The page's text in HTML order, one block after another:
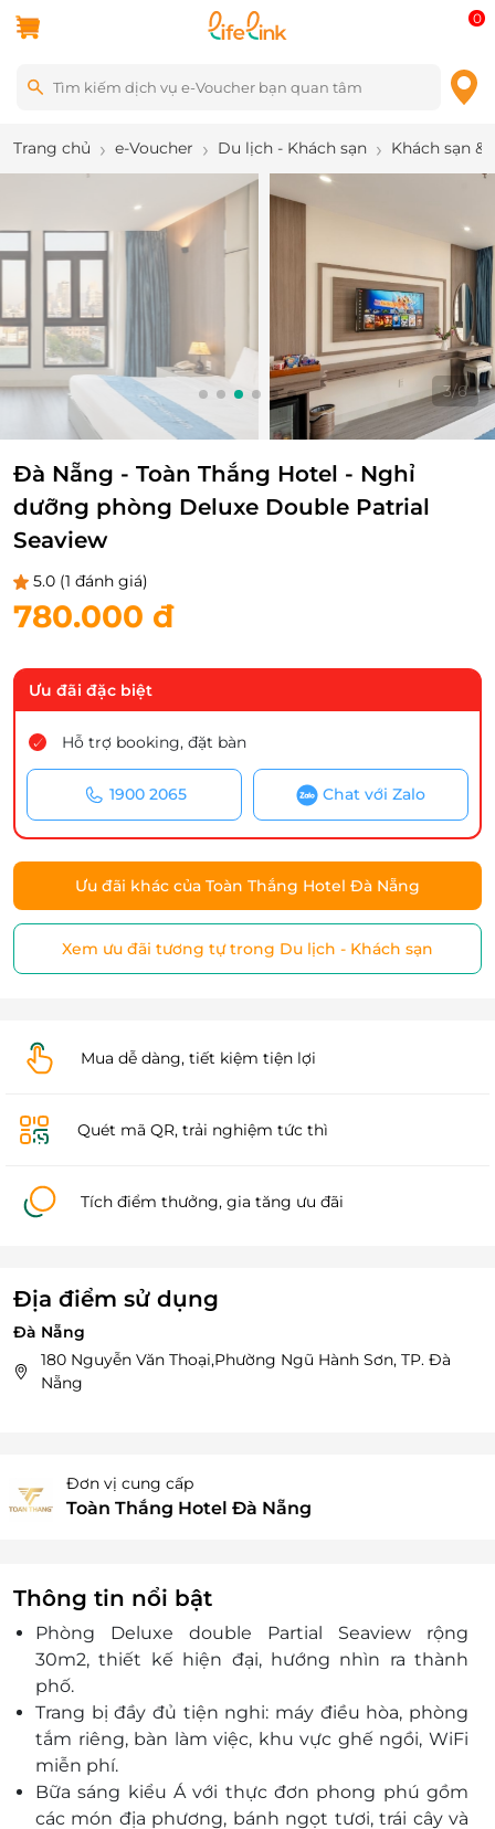
0
Trang chủ e-Voucher Du lịch - Khách sạn Khách sạn &
3/6
Đà Nẵng - Toàn Thắng Hotel - Nghỉ
dưỡng phòng Deluxe Double Patrial
Seaview
5.0 (1 đánh giá)
780.000 đ
Ưu đãi đặc biệt
Hỗ trợ booking, đặt bàn
1900 2065 Chat với Zalo
Ưu đãi khác của Toàn Thắng Hotel Đà Nẵng
Xem ưu đãi tương tự trong Du lịch - Khách sạn
Mua dễ dàng, tiết kiệm tiện lợi
Quét mã QR, trải nghiệm tức thì
Tích điểm thưởng, gia tăng ưu đãi
Địa điểm sử dụng
Đà Nẵng
180 Nguyễn Văn Thoại,Phường Ngũ Hành Sơn, TP. Đà
Nẵng
Đơn vị cung cấp
Toàn Thắng Hotel Đà Nẵng
Thông tin nổi bật
Phòng Deluxe double Partial Seaview rộng
30m2, thiết kế hiện đại, hướng nhìn ra thành
phố.
Trang bị đầy đủ tiện nghi: máy điều hòa, phòng
tắm riêng, bàn làm việc, khu vực ghế ngồi, WiFi
miễn phí.
Bữa sáng kiểu Á với thực đơn phong phú gồm
các món địa phương, bánh ngọt tươi, trái cây và